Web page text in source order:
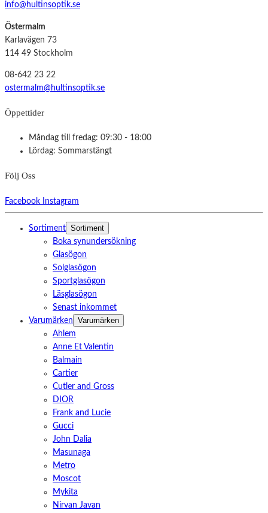
info@hultinsoptik.se
Östermalm
Karlavägen 73
114 49 Stockholm
08-642 23 22
ostermalm@hultinsoptik.se
Öppettider
Måndag till fredag: 09:30 - 18:00
Lördag: Sommarstängt
Följ Oss
Facebook Instagram
Sortiment Sortiment
Boka synundersökning
Glasögon
Solglasögon
Sportglasögon
Läsglasögon
Senast inkommet
Varumärken
Varumärken
Ahlem
Anne Et Valentin
Balmain
Cartier
Cutler and Gross
DIOR
Frank and Lucie
Gucci
John Dalia
Masunaga
Metro
Moscot
Mykita
Nirvan Javan